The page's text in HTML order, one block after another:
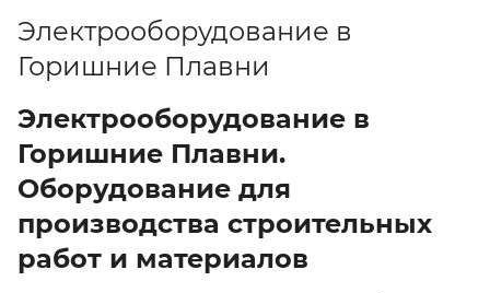
Электрооборудование в
Горишние Плавни
Электрооборудование в
Горишние Плавни.
Оборудование для
производства строительных
работ и материалов